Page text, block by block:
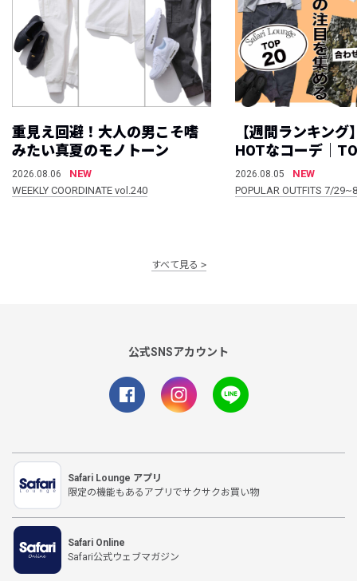
重見え回避！大人の男こそ嗜
みたい真夏のモノトーン
2026.08.06
NEW
WEEKLY COORDINATE vol.240
【週間ランキング
HOTなコーデ｜
2026.08.05
NEW
POPULAR OUTFITS 7/
すべて見る
公式SNSアカウント
Safari Lounge アプリ
限定の機能もあるアプリでサクサクお買い物
Safari Online
Safari公式ウェブマガジン